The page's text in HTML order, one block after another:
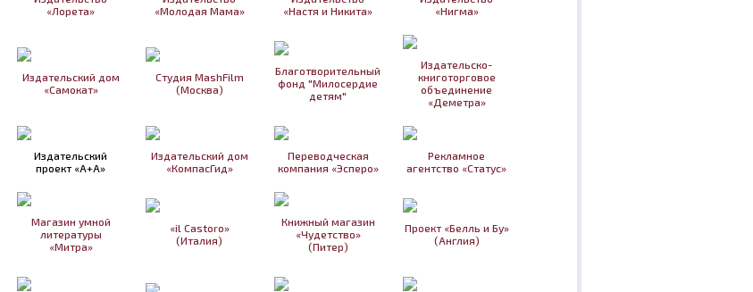
«Лорета»
«Молодая Мама»
«Настя и Никита»
«Нигма»
Издательский дом
«Самокат»
Студия MashFilm
(Москва)
Благотворительный
фонд "Милосердие
детям"
Издательско-
книготорговое
объединение
«Деметра»
Издательский
проект «А+А»
Издательский дом
«КомпасГид»
Переводческая
компания «Эсперо»
Рекламное
агентство «Статус»
Магазин умной
литературы
«Митра»
«il Castoro»
(Италия)
Книжный магазин
«Чудетство»
(Питер)
Проект «Белль и Бу»
(Англия)